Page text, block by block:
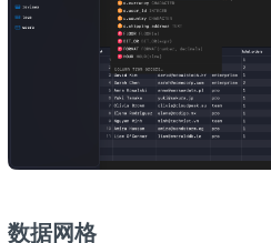
数据网格